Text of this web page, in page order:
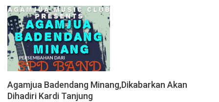
Agamjua Badendang Minang,Dikabarkan Akan
Dihadiri Kardi Tanjung